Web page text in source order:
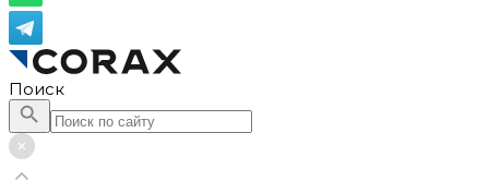
Поиск